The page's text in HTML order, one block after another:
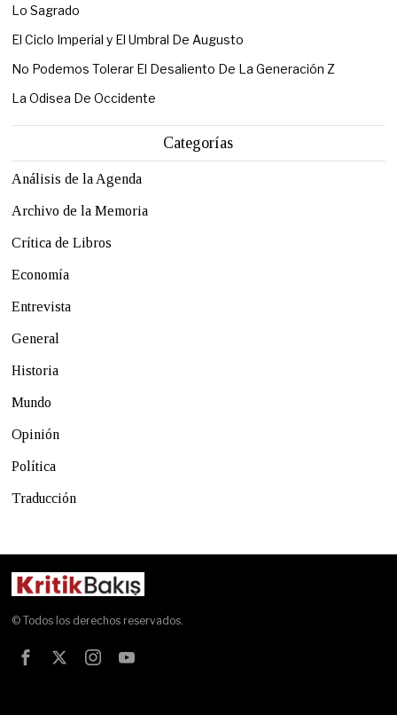
Lo Sagrado
El Ciclo Imperial y El Umbral De Augusto
No Podemos Tolerar El Desaliento De La Generación Z
La Odisea De Occidente
Categorías
Análisis de la Agenda
Archivo de la Memoria
Crítica de Libros
Economía
Entrevista
General
Historia
Mundo
Opinión
Política
Traducción
© Todos los derechos reservados.